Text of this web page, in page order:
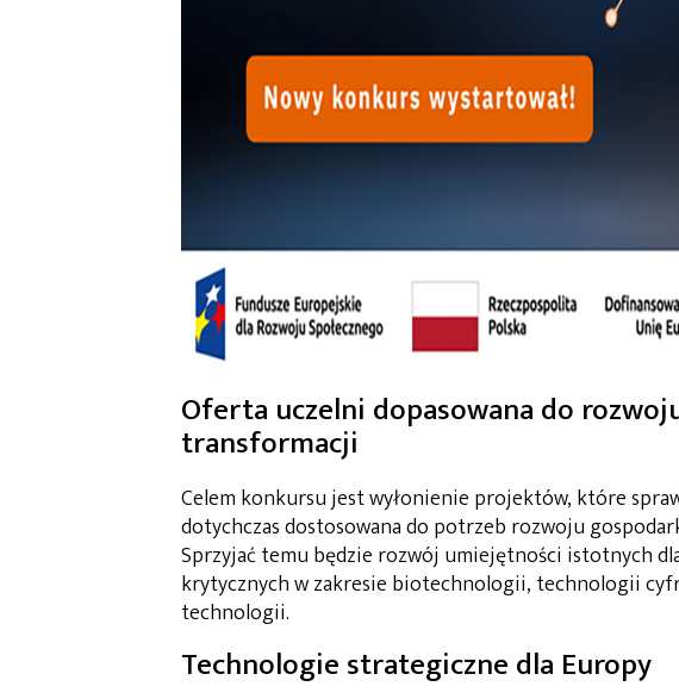
Oferta uczelni dopasowana do
transformacji
Celem konkursu jest wyłonienie projektów, które
dotychczas dostosowana do potrzeb rozwoju
Sprzyjać temu będzie rozwój umiejętności istotnych
krytycznych w zakresie biotechnologii, technologii
technologii.
Technologie strategiczne dla Europy